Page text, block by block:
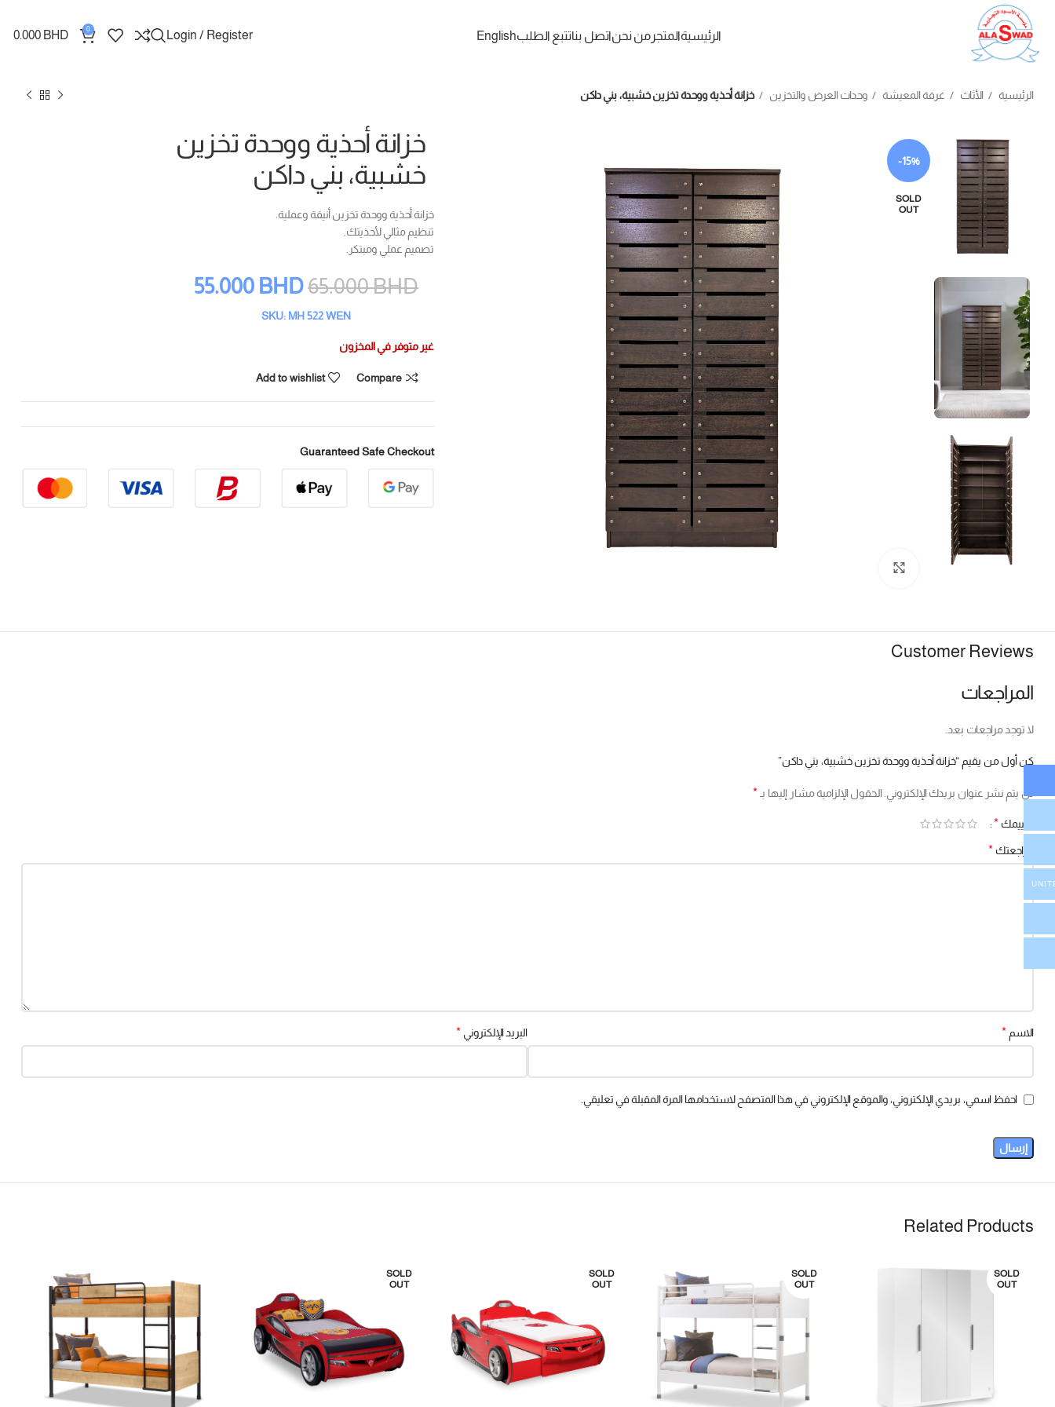
الرئيسيةالمتجر من نحناتصل بناتتبع الطلبEnglish
Login / Register
0
0.000 BHD
الرئيسية الأثاث غرفة المعيشة وحدات العرض والتخزين خزانة أحذية ووحدة تخزين خشبية، بني داكن
-15%
SOLD
OUT
خزانة أحذية ووحدة تخزين
خشبية، بني داكن
خزانة أحذية ووحدة تخزين أنيقة وعملية.
تنظيم مثالي لأحذيتك.
تصميم عملي ومبتكر.
65.000BHD
55.000 BHD
SKU: MH 522 WEN
غير متوفر في المخزون
Compare
Add to wishlist
Guaranteed Safe Checkout
Customer Reviews
المراجعات
لا توجد مراجعات بعد.
كن أول من يقيم “خزانة أحذية ووحدة تخزين خشبية، بني داكن”
لن يتم نشر عنوان بريدك الإلكتروني. الحقول الإلزامية مشار إليها بـ *
تقييمك *
مراجعتك *
الاسم * البريد الإلكتروني *
احفظ اسمي، بريدي الإلكتروني، والموقع الإلكتروني في هذا المتصفح لاستخدامها المرة المقبلة في تعليقي.
Related Products
SOLD
OUT
SOLD
OUT
SOLD
OUT
SOLD
OUT